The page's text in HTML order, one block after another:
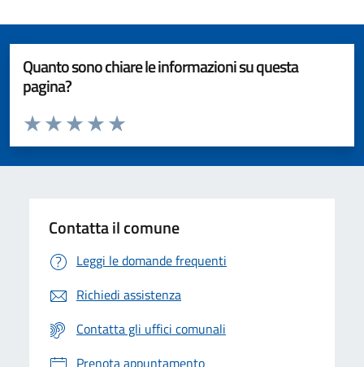
Quanto sono chiare le informazioni su questa
pagina?
Valuta da 1 a 5 stelle la pagina
Valuta 5 stelle su 5
Valuta 4 stelle su 5
Valuta 3 stelle su 5
Valuta 2 stelle su 5
Valuta 1 stelle su 5
Contatta il comune
Leggi le domande frequenti
Richiedi assistenza
Contatta gli uffici comunali
Prenota appuntamento